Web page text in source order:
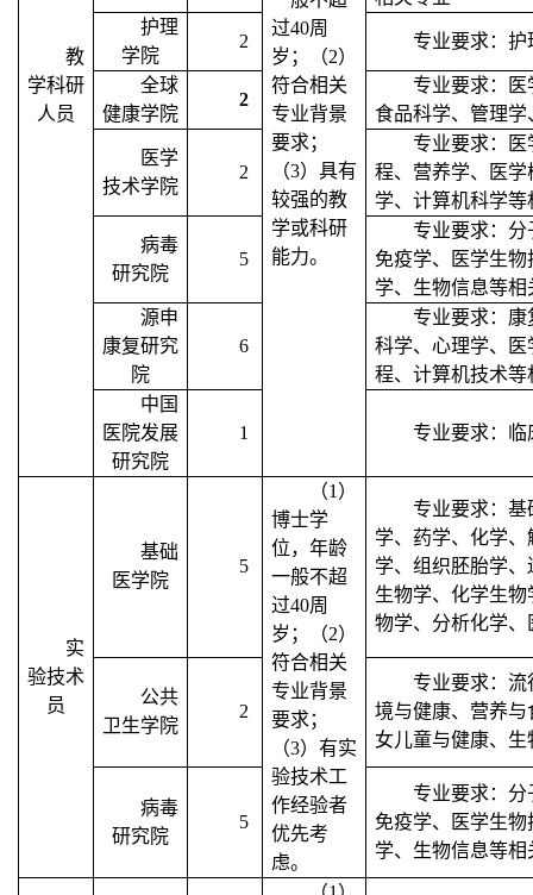
教
学科研
人员
过40周
岁；（2）
符合相关
专业背景
要求；
（3）具有
较强的教
学或科研
能力。
护理
学院
2 专业要求：护
全球
健康学院
2
专业要求：医
食品科学、管理
医学
技术学院
2
专业要求：医
程、营养学、医
学、计算机科学等
病毒
研究院
5
专业要求：分
免疫学、医学生
学、生物信息等相
源申
康复研究
院
6
专业要求：康
科学、心理学、
程、计算机技术等
中国
医院发展
研究院
1 专业要求：临
实
验技术
员
基础
医学院
5
（1 ）
博士学
位，年龄
一般不超
过40周
岁；（2）
符合相关
专业背景
要求；
（3）有实
验技术工
作经验者
优先考
虑。
专业要求：基
学、药学、化学
学、组织胚胎学
生物学、化学生
物学、分析化学、
公共
卫生学院
2
专业要求：流
境与健康、营养
女儿童与健康、
病毒
研究院
5
专业要求：分
免疫学、医学生
学、生物信息等相